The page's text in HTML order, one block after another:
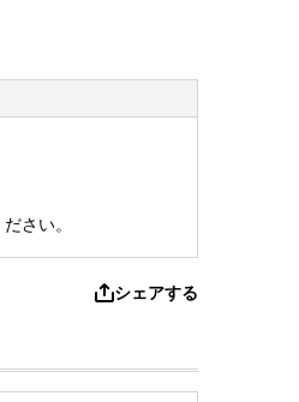
さい。
シェアする